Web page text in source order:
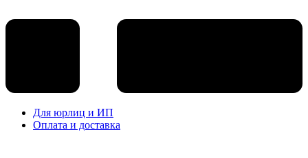
Для юрлиц и ИП
Оплата и доставка